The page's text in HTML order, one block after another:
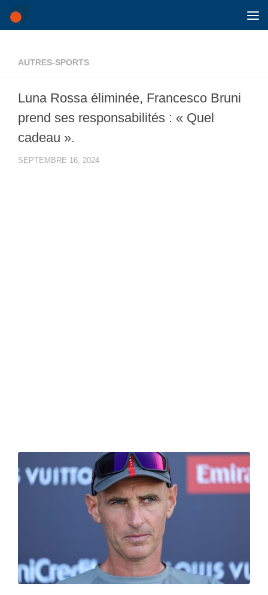
Skip to content
AUTRES-SPORTS
Luna Rossa éliminée, Francesco Bruni
prend ses responsabilités : « Quel
cadeau ».
SEPTEMBRE 16, 2024